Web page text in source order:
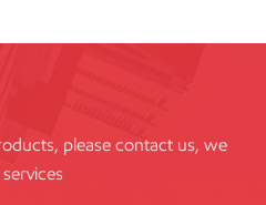
please contact us, we